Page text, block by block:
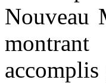
Nouveau